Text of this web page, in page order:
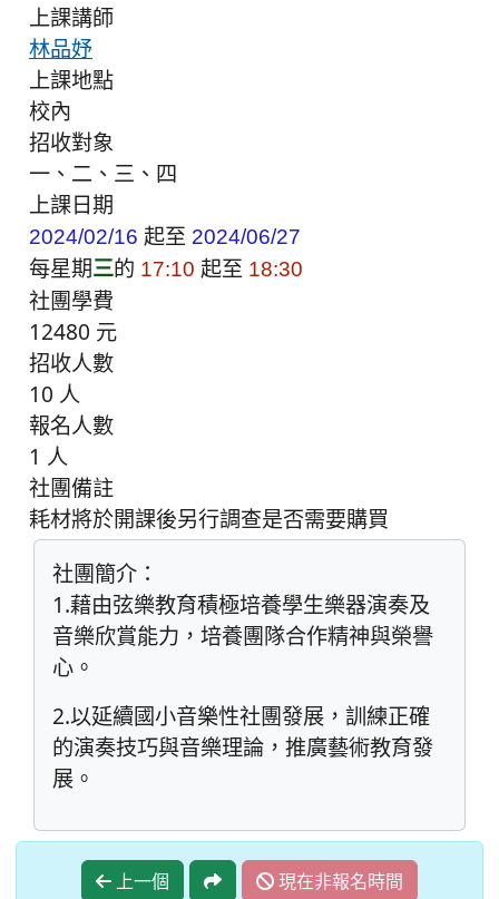
上課講師
林品妤
上課地點
校內
招收對象
一、二、三、四
上課日期
2024/02/16 起至 2024/06/27
每星期三的 17:10 起至 18:30
社團學費
12480 元
招收人數
10 人
報名人數
1 人
社團備註
耗材將於開課後另行調查是否需要購買
社團簡介：
1.藉由弦樂教育積極培養學生樂器演奏及
音樂欣賞能力，培養團隊合作精神與榮譽
心。
2.以延續國小音樂性社團發展，訓練正確
的演奏技巧與音樂理論，推廣藝術教育發
展。
上一個
現在非報名時間